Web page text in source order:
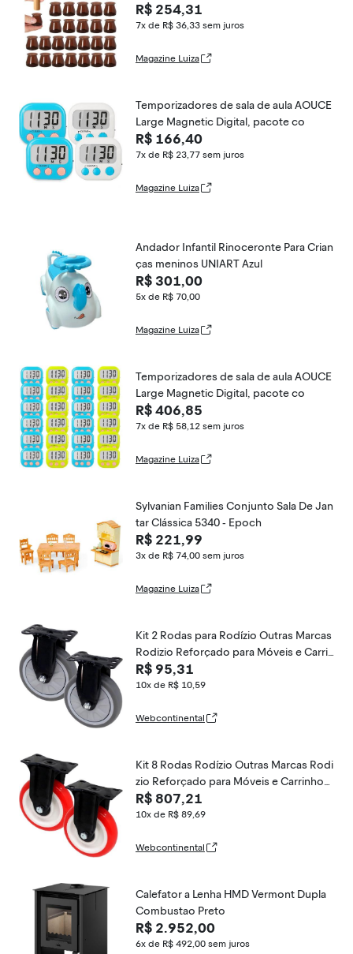
R$ 254,31
7x de R$ 36,33 sem juros
Magazine Luiza
Temporizadores de sala de aula AOUCE
Large Magnetic Digital, pacote co
R$ 166,40
7x de R$ 23,77 sem juros
Magazine Luiza
Andador Infantil Rinoceronte Para Crian
ças meninos UNIART Azul
R$ 301,00
5x de R$ 70,00
Magazine Luiza
Temporizadores de sala de aula AOUCE
Large Magnetic Digital, pacote co
R$ 406,85
7x de R$ 58,12 sem juros
Magazine Luiza
Sylvanian Families Conjunto Sala De Jan
tar Clássica 5340 - Epoch
R$ 221,99
3x de R$ 74,00 sem juros
Magazine Luiza
Kit 2 Rodas para Rodízio Outras Marcas
Rodizio Reforçado para Móveis e Carrin
hos 125x32mm Poliuretano Cinza
R$ 95,31
10x de R$ 10,59
Webcontinental
Kit 8 Rodas Rodízio Outras Marcas Rodi
zio Reforçado para Móveis e Carrinhos
Anti Risco 125X32MM Vermelho e Pret
o
R$ 807,21
10x de R$ 89,69
Webcontinental
Calefator a Lenha HMD Vermont Dupla
Combustao Preto
R$ 2.952,00
6x de R$ 492,00 sem juros